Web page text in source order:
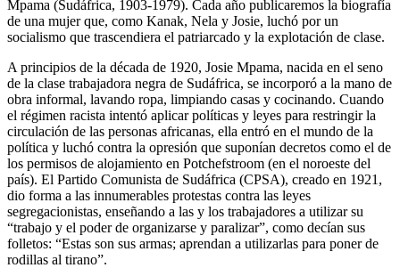
Mpama (Sudáfrica, 1903-1979). Cada año publicaremos la biografía
de una mujer que, como Kanak, Nela y Josie, luchó por un
socialismo que trascendiera el patriarcado y la explotación de clase.
A principios de la década de 1920, Josie Mpama, nacida en el seno
de la clase trabajadora negra de Sudáfrica, se incorporó a la mano de
obra informal, lavando ropa, limpiando casas y cocinando. Cuando
el régimen racista intentó aplicar políticas y leyes para restringir la
circulación de las personas africanas, ella entró en el mundo de la
política y luchó contra la opresión que suponían decretos como el de
los permisos de alojamiento en Potchefstroom (en el noroeste del
país). El Partido Comunista de Sudáfrica (CPSA), creado en 1921,
dio forma a las innumerables protestas contra las leyes
segregacionistas, enseñando a las y los trabajadores a utilizar su
“trabajo y el poder de organizarse y paralizar”, como decían sus
folletos: “Estas son sus armas; aprendan a utilizarlas para poner de
rodillas al tirano”.